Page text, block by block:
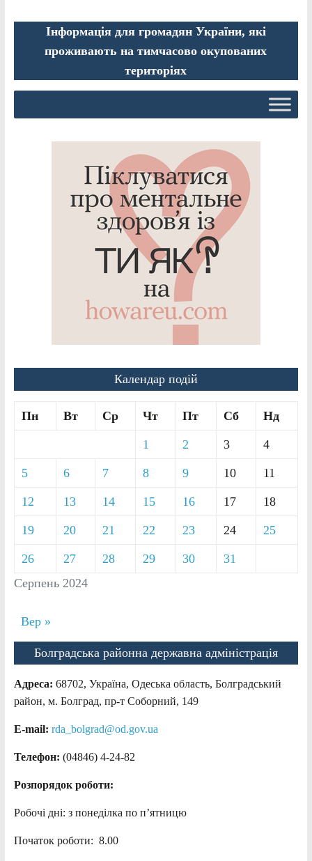
Інформація для громадян України, які
проживають на тимчасово окупованих
територіях
Календар подій
Серпень 2024
Пн Вт Ср Чт Пт Сб Нд
1 2 3 4
5 6 7 8 9 10 11
12 13 14 15 16 17 18
19 20 21 22 23 24 25
26 27 28 29 30 31
Вер »
Болградська районна державна адміністрація
Адреса: 68702, Україна, Одеська область, Болградський
район, м. Болград, пр-т Соборний, 149
E-mail: rda_bolgrad@od.gov.ua
Телефон: (04846) 4-24-82
Розпорядок роботи:
Робочі дні: з понеділка по п’ятницю
Початок роботи: 8.00